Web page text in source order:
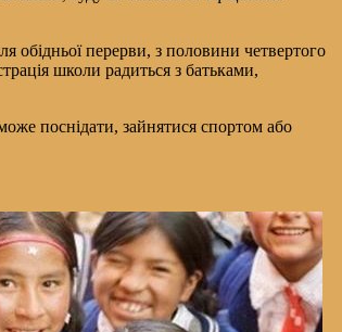
обідньої перерви, з половини четвертого
школи радиться з батьками,
поснідати, зайнятися спортом або